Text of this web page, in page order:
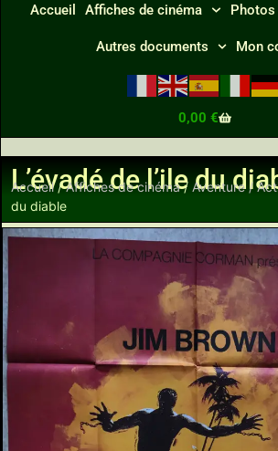
Accueil Affiches de cinéma Photos
Autres documents Mon
0,00 €
L’évadé de l’ile du
Accueil/Affiches de cinéma/ Aventure /
du diable